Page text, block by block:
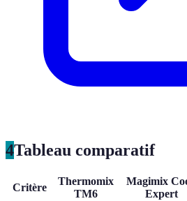
4Tableau comparatif
Critère
Thermomix
TM6
Magimix
Expert